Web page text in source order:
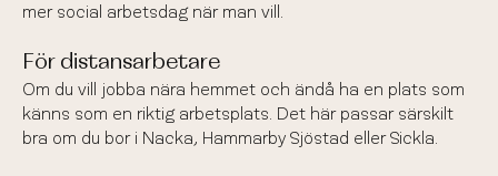
“Allt jag behöver för en bra arbetsdag, precis vid
hemmet.”
mer social arbetsdag när man vill.
För distansarbetare
Om du vill jobba nära hemmet och ändå ha en plats som
känns som en riktig arbetsplats. Det här passar särskilt
bra om du bor i Nacka, Hammarby Sjöstad eller Sickla.